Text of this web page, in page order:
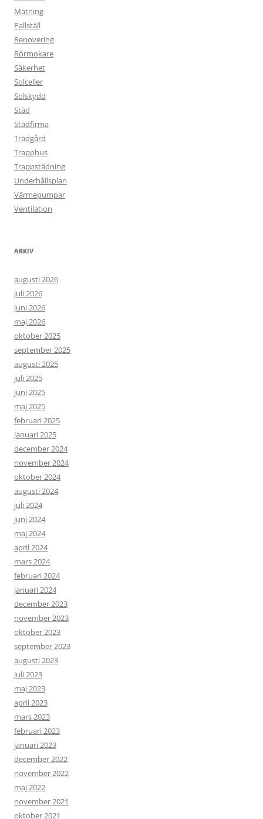
Mätning
Pallställ
Renovering
Rörmokare
Säkerhet
Solceller
Solskydd
Städ
Städfirma
Trädgård
Trapphus
Trappstädning
Underhållsplan
Värmepumpar
Ventilation
ARKIV
augusti 2026
juli 2026
juni 2026
maj 2026
oktober 2025
september 2025
augusti 2025
juli 2025
juni 2025
maj 2025
februari 2025
januari 2025
december 2024
november 2024
oktober 2024
augusti 2024
juli 2024
juni 2024
maj 2024
april 2024
mars 2024
februari 2024
januari 2024
december 2023
november 2023
oktober 2023
september 2023
augusti 2023
juli 2023
maj 2023
april 2023
mars 2023
februari 2023
januari 2023
december 2022
november 2022
maj 2022
november 2021
oktober 2021